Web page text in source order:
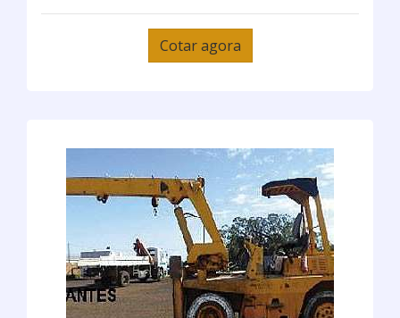
Cotar agora